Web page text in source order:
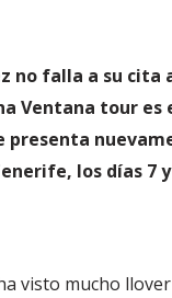
no falla a su cita
Ventana tour es
presenta
los días 7
visto mucho